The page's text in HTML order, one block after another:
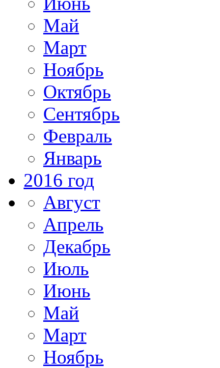
Май
Март
Ноябрь
Октябрь
Сентябрь
Февраль
Январь
2016 год
Август
Апрель
Декабрь
Июль
Июнь
Май
Март
Ноябрь